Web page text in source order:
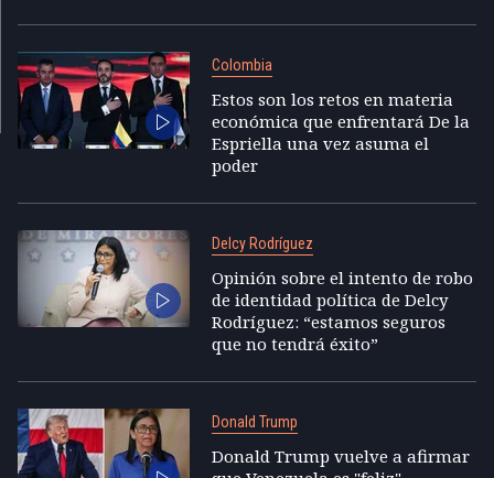
Colombia
Estos son los retos en materia
económica que enfrentará De la
Espriella una vez asuma el
poder
Delcy Rodríguez
Opinión sobre el intento de robo
de identidad política de Delcy
Rodríguez: “estamos seguros
que no tendrá éxito”
Donald Trump
Donald Trump vuelve a afirmar